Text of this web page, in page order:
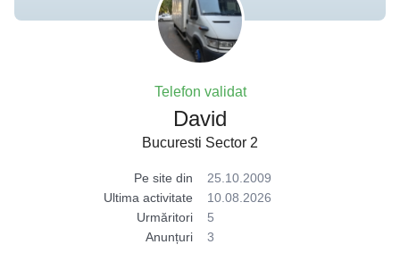
Telefon validat
David
Bucuresti Sector 2
Pe site din
25.10.2009
Ultima activitate
10.08.2026
Urmăritori
5
Anunțuri
3